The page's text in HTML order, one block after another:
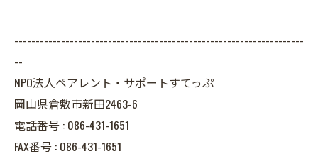
--------------------------------------------------------------------
--
NPO法人ペアレント・サポートすてっぷ
岡山県倉敷市新田2463-6
電話番号 : 086-431-1651
FAX番号 : 086-431-1651